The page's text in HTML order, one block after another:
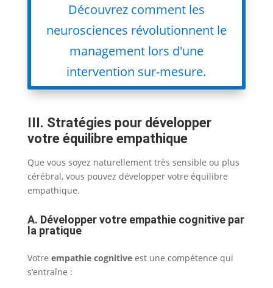
Découvrez comment les
neurosciences révolutionnent le
management lors d'une
intervention sur-mesure.
III. Stratégies pour développer
votre équilibre empathique
Que vous soyez naturellement très sensible ou plus
cérébral, vous pouvez développer votre équilibre
empathique.
A. Développer votre empathie cognitive par
la pratique
Votre empathie cognitiveest une compétence qui
s’entraîne :